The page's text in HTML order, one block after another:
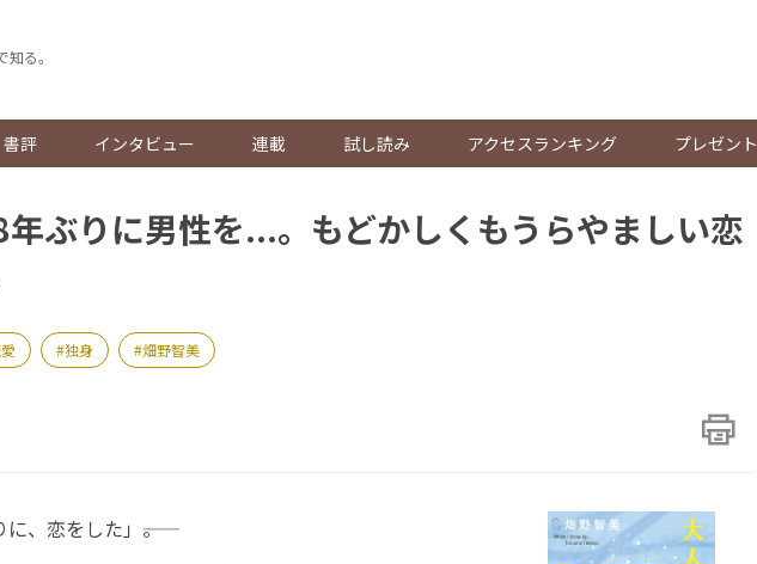
る。
書評 インタビュー 連載 試し読み アクセスランキング プレゼント
ぶりに男性を...。もどかしくもうらやましい恋
独身 畑野智美
、恋をした」――。